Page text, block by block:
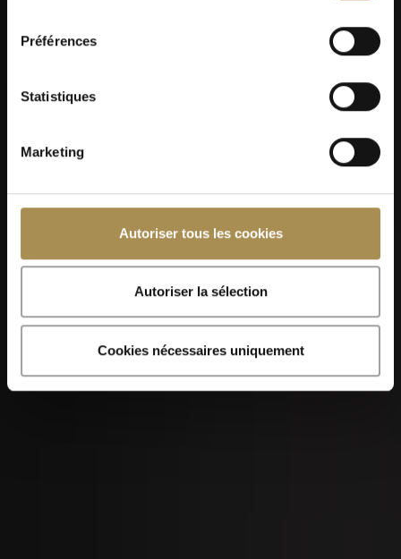
Préférences
Statistiques
Marketing
Autoriser tous les cookies
Autoriser la sélection
Cookies nécessaires uniquement